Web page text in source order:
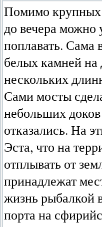
Помимо крупных
до вечера можно
поплавать. Сама
белых камней на
нескольких
Сами мосты
небольших
отказались. На
Эста, что на
отплывать от
принадлежат
жизнь рыбалкой
порта на